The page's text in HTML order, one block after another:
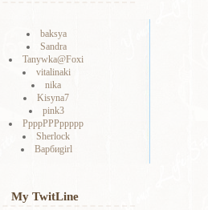
baksya
Sandra
Tanywka@Foxi
vitalinaki
nika
Kisyna7
pink3
РрррРРРррррр
Sherlock
Варбиgirl
My TwitLine